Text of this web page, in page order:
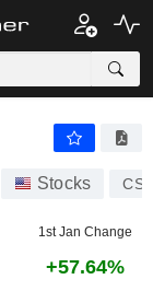
Stocks
1st Jan Change
+57.64%